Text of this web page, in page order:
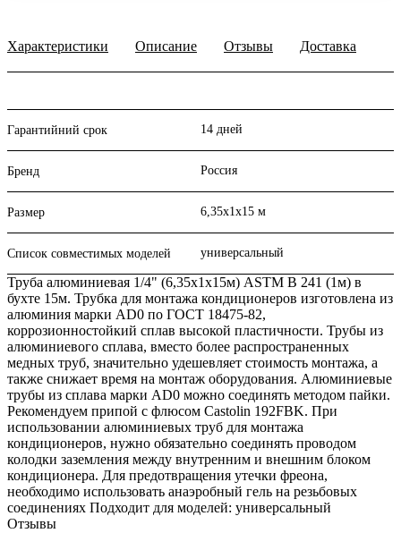
Характеристики Описание Отзывы Доставка
Гарантийний срок 14 дней
Бренд Россия
Размер 6,35х1х15 м
Список совместимых моделей универсальный
Труба алюминиевая 1/4" (6,35х1х15м) ASTM B 241 (1м) в
бухте 15м. Трубка для монтажа кондиционеров изготовлена из
алюминия марки AD0 по ГОСТ 18475-82,
коррозионностойкий сплав высокой пластичности. Трубы из
алюминиевого сплава, вместо более распространенных
медных труб, значительно удешевляет стоимость монтажа, а
также снижает время на монтаж оборудования. Алюминиевые
трубы из сплава марки AD0 можно соединять методом пайки.
Рекомендуем припой с флюсом Castolin 192FBK. При
использовании алюминиевых труб для монтажа
кондиционеров, нужно обязательно соединять проводом
колодки заземления между внутренним и внешним блоком
кондиционера. Для предотвращения утечки фреона,
необходимо использовать анаэробный гель на резьбовых
соединениях Подходит для моделей: универсальный
Отзывы